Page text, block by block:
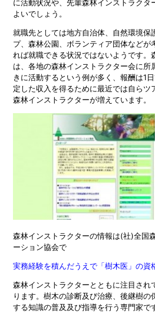
に活動状況や、先輩森林インストラクタ
よいでしょう。
就職先としては地方自治体、自然環境保
プ、森林公園、ボランティア団体などが
れば就職できる状況ではないようです。
は、各地の森林インストラクター会に所
きに活動するという例が多く、報酬は1
定した収入を得るために最近では自らツ
森林インストラクターが増えています。
森林インストラクターの情報は(社)全国
ーション協会で
実務経験を積んだうえで「樹木医」の資
森林インストラクターとともに注目され
ります。樹木の診断及び治療、後継樹
する知識の普及及び指導を行う専門家で